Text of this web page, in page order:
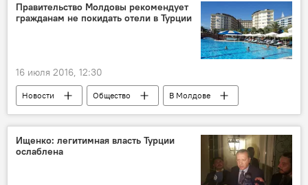
Правительство Молдовы рекомендует
гражданам не покидать отели в Турции
16 июля 2016, 12:30
Новости Общество
В Молдове
Республика Молдова
Турция
рекомендации
Мятеж в Турции
Ищенко: легитимная власть Турции
ослаблена